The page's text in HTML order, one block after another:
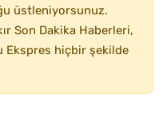
üstleniyorsunuz.
Son Dakika Haberleri,
Ekspres hiçbir şekilde